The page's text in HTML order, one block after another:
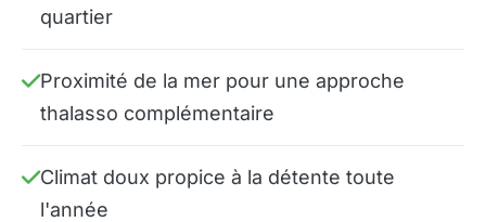
quartier
Proximité de la mer pour une approche
thalasso complémentaire
Climat doux propice à la détente toute
l'année